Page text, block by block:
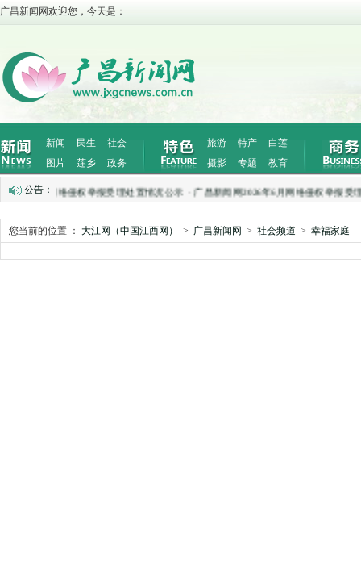
广昌新闻网欢迎您，今天是：
新闻 民生
社会
图片
莲乡 政务
旅游 特产
白莲
摄影
专题 教育
公告：
年7月网络侵权举报受理处置情况公示·广昌新闻网2026年6月网络侵权举报受理
您当前的位置 ： 大江网（中国江西网） > 广昌新闻网 > 社会频道 > 幸福家庭